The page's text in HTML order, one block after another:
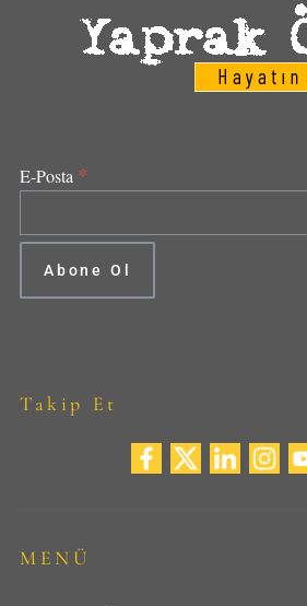
E-Posta *
Takip Et
MENÜ